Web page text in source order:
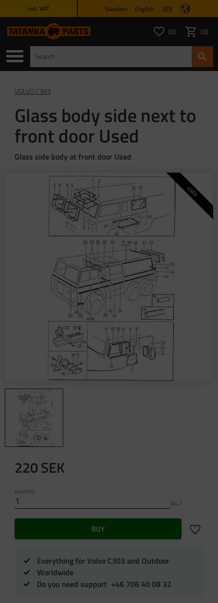
incl. VAT Sweden English SEK
Favorites
FAVORITES
0 Basket
0
VOLVO C303
Glass body side next to
front door Used
Glass side body at front door Used
USED
220SEK
Quantity
pc.
BUY Add to
Everything for Volvo C303 and Outdoor
Worldwide
Do you need support +46 706 40 08 32